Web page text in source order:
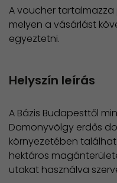
A voucher
melyen a vásárlást
egyeztetni.
Helyszín leírás
A Bázis Budapesttől
Domonyvölgy erdős
környezetében
hektáros
utakat használva